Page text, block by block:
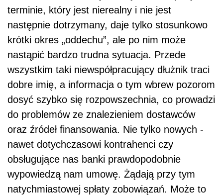
terminie, który jest nierealny i nie jest
następnie dotrzymany, daje tylko stosunkowo
krótki okres „oddechu”, ale po nim może
nastąpić bardzo trudna sytuacja. Przede
wszystkim taki niewspółpracujący dłużnik traci
dobre imię, a informacja o tym wbrew pozorom
dosyć szybko się rozpowszechnia, co prowadzi
do problemów ze znalezieniem dostawców
oraz źródeł finansowania. Nie tylko nowych -
nawet dotychczasowi kontrahenci czy
obsługujące nas banki prawdopodobnie
wypowiedzą nam umowę. Żądają przy tym
natychmiastowej spłaty zobowiązań. Może to